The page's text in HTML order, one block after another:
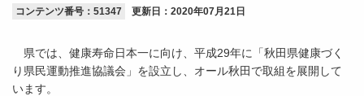
コンテンツ番号：51347 更新日： 2020年07月21日
県では、健康寿命日本一に向け、平成29年に「秋田県健康づく
り県民運動推進協議会」を設立し、オール秋田で取組を展開して
います。